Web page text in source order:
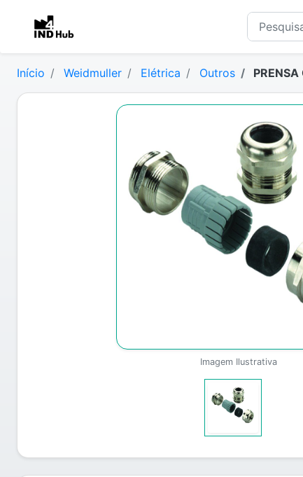
Início Weidmuller Elétrica Outros
Imagem Ilustrativa